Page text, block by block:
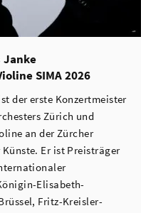
Janke
SIMA 2026
der erste Konzertmeister
Zürich und
an der Zürcher
Er ist Preisträger
Elisabeth-
Fritz-Kreisler-